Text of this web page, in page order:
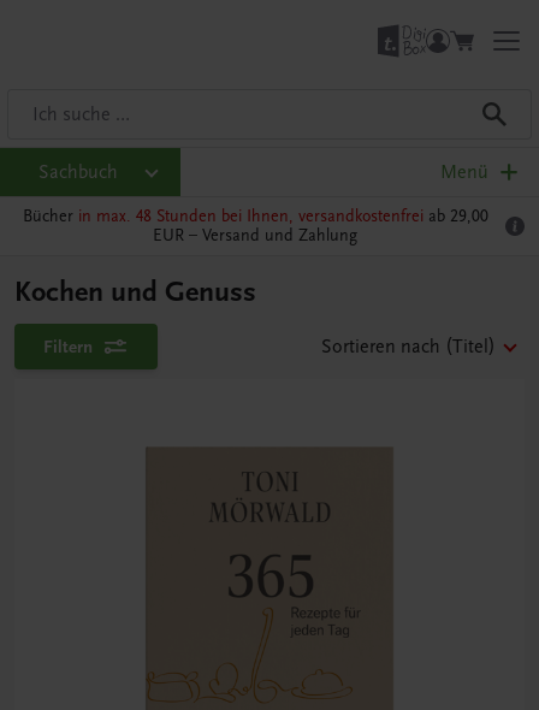
Sachbuch Menü
Bücher in max. 48 Stunden bei Ihnen, versandkostenfrei ab 29,00
EUR – Versand und Zahlung
Kochen und Genuss
Filtern Sortieren nach (Titel)